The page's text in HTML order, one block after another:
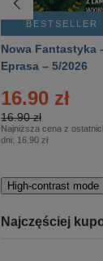
BESTSELLER
Nowa Fantastyka
Eprasa – 5/2026
16.90 zł
16.90 zł
Najniższa cena z
dni: 16.90 zł
High-contrast mode
Najczęściej